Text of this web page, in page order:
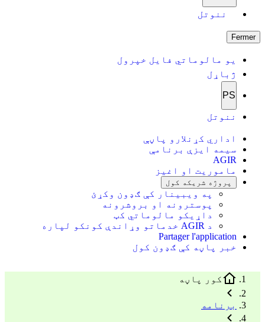
ننوتل
Fermer
یو مالوماتي فایل خپرول
ژباړل
PS
ننوتل
اداري کړنلارو پاڼې
سیمه ایزې برنامې
AGIR
ماموریت او اغیز
پروژه شریکه کول
په ویبینار کې ګډون وکړئ
پوسترونه او بروشرونه
داړیکو مالوماتي کټ
د AGIR خدماتو وړاندې کونکو لپاره
Partager l'application
خبر پاڼه کې ګډون کول
کور پاڼه
برنامه